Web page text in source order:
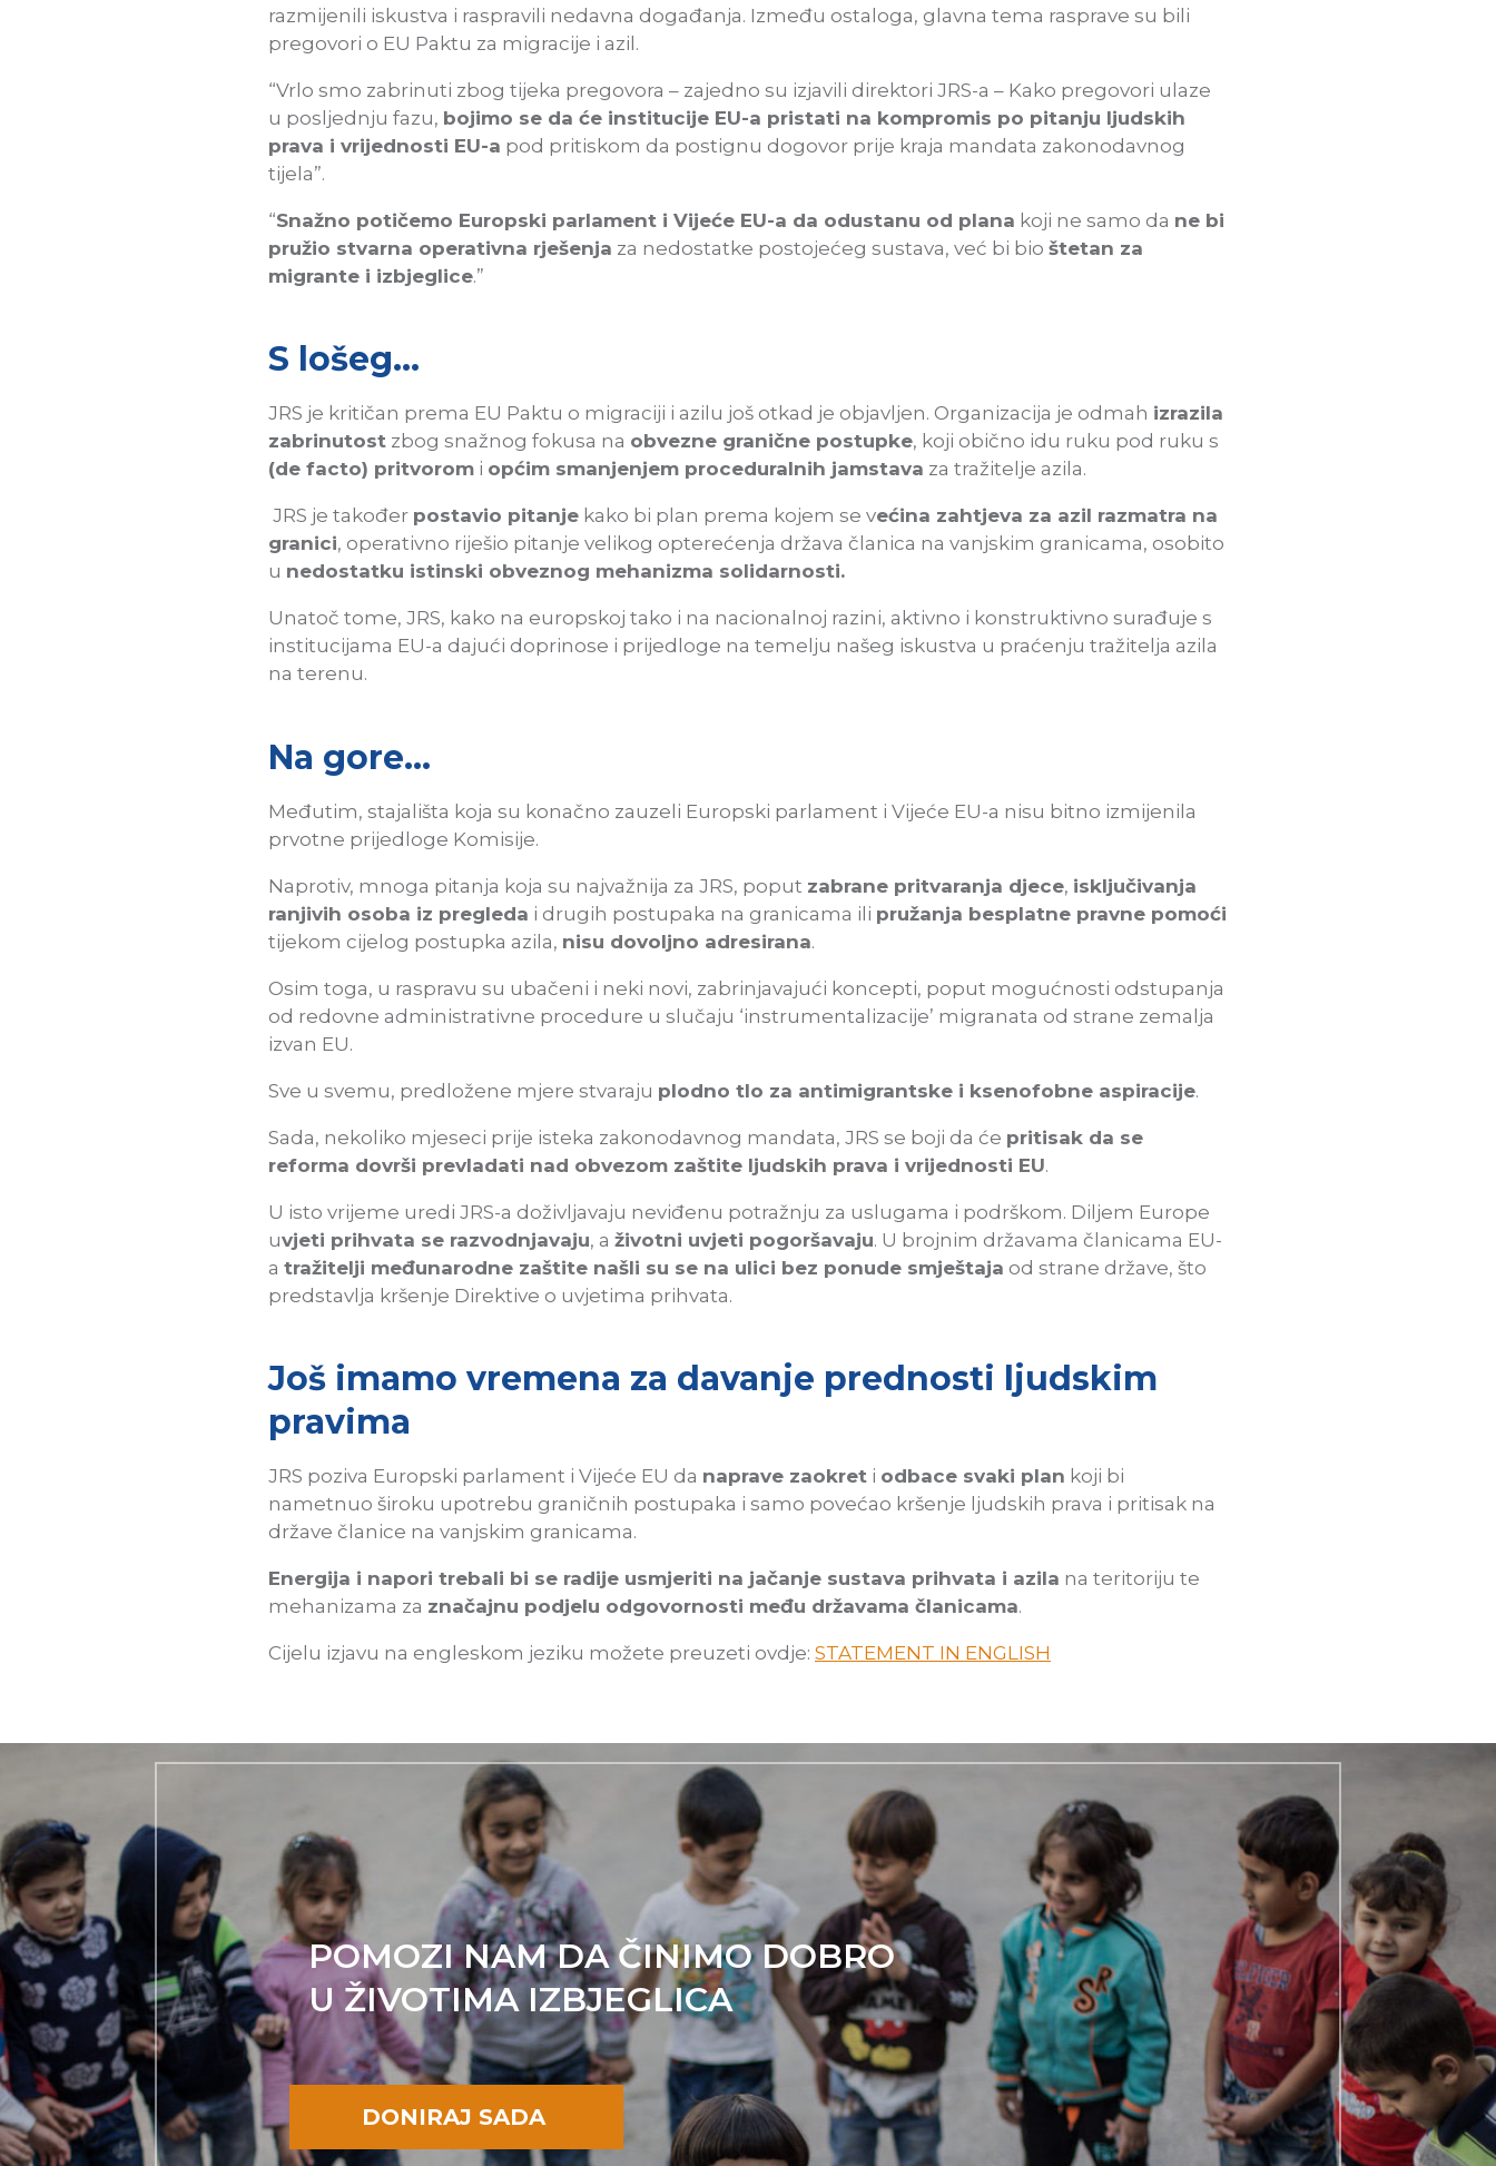
razmijenili iskustva i raspravili nedavna događanja. Između ostaloga, glavna tema rasprave su bili
pregovori o EU Paktu za migracije i azil.
“Vrlo smo zabrinuti zbog tijeka pregovora – zajedno su izjavili direktori JRS-a – Kako pregovori ulaze
u posljednju fazu, bojimo se da će institucije EU-a pristati na kompromis po pitanju ljudskih
prava i vrijednosti EU-a pod pritiskom da postignu dogovor prije kraja mandata zakonodavnog
tijela”.
“Snažno potičemo Europski parlament i Vijeće EU-a da odustanu od plana koji ne samo da ne bi
pružio stvarna operativna rješenja za nedostatke postojećeg sustava, već bi bio štetan za
migrante i izbjeglice.”
S lošeg…
JRS je kritičan prema EU Paktu o migraciji i azilu još otkad je objavljen. Organizacija je odmah izrazila
zabrinutost zbog snažnog fokusa na obvezne granične postupke, koji obično idu ruku pod ruku s
(de facto) pritvorom i općim smanjenjem proceduralnih jamstava za tražitelje azila.
JRS je također postavio pitanje kako bi plan prema kojem se većina zahtjeva za azil razmatra na
granici, operativno riješio pitanje velikog opterećenja država članica na vanjskim granicama, osobito
u nedostatku istinski obveznog mehanizma solidarnosti.
Unatoč tome, JRS, kako na europskoj tako i na nacionalnoj razini, aktivno i konstruktivno surađuje s
institucijama EU-a dajući doprinose i prijedloge na temelju našeg iskustva u praćenju tražitelja azila
na terenu.
Na gore…
Međutim, stajališta koja su konačno zauzeli Europski parlament i Vijeće EU-a nisu bitno izmijenila
prvotne prijedloge Komisije.
Naprotiv, mnoga pitanja koja su najvažnija za JRS, poput zabrane pritvaranja djece, isključivanja
ranjivih osoba iz pregleda i drugih postupaka na granicama ili pružanja besplatne pravne pomoći
tijekom cijelog postupka azila, nisu dovoljno adresirana.
Osim toga, u raspravu su ubačeni i neki novi, zabrinjavajući koncepti, poput mogućnosti odstupanja
od redovne administrativne procedure u slučaju ‘instrumentalizacije’ migranata od strane zemalja
izvan EU.
Sve u svemu, predložene mjere stvaraju plodno tlo za antimigrantske i ksenofobne aspiracije.
Sada, nekoliko mjeseci prije isteka zakonodavnog mandata, JRS se boji da će pritisak da se
reforma dovrši prevladati nad obvezom zaštite ljudskih prava i vrijednosti EU.
U isto vrijeme uredi JRS-a doživljavaju neviđenu potražnju za uslugama i podrškom. Diljem Europe
uvjeti prihvata se razvodnjavaju, a životni uvjeti pogoršavaju. U brojnim državama članicama EU-
a tražitelji međunarodne zaštite našli su se na ulici bez ponude smještaja od strane države, što
predstavlja kršenje Direktive o uvjetima prihvata.
Još imamo vremena za davanje prednosti ljudskim
pravima
JRS poziva Europski parlament i Vijeće EU da naprave zaokret i odbace svaki plan koji bi
nametnuo široku upotrebu graničnih postupaka i samo povećao kršenje ljudskih prava i pritisak na
države članice na vanjskim granicama.
Energija i napori trebali bi se radije usmjeriti na jačanje sustava prihvata i azila na teritoriju te
mehanizama za značajnu podjelu odgovornosti među državama članicama.
Cijelu izjavu na engleskom jeziku možete preuzeti ovdje: STATEMENT IN ENGLISH
POMOZI NAM DA ČINIMO DOBRO
U ŽIVOTIMA IZBJEGLICA
DONIRAJ SADA